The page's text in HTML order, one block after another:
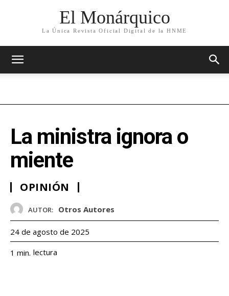
El Monárquico
La Única Revista Oficial Digital de la HNME
La ministra ignora o
miente
OPINIÓN
AUTOR: Otros Autores
24 de agosto de 2025
1 min. lectura